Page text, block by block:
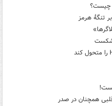
چیست؟
تنگۀ هرمز
شکست
همچنان در صدر